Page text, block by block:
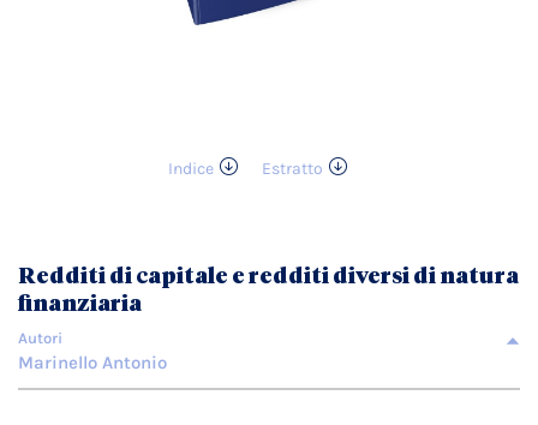
Indice
Estratto
galleria
di
immagini
Redditi di capitale e redditi diversi di natura
finanziaria
Autori
Marinello Antonio